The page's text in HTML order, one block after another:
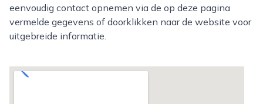
eenvoudig contact opnemen via de op deze pagina
vermelde gegevens of doorklikken naar de website voor
uitgebreide informatie.